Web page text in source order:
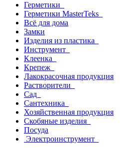
Герметики
Герметики MasterTeks
Всё для дома
Замки
Изделия из пластика
Инструмент
Клеенка
Крепеж
Лакокрасочная продукция
Растворители
Сад
Сантехника
Хозяйственная продукция
Скобяные изделия
Посуда
Электроинструмент